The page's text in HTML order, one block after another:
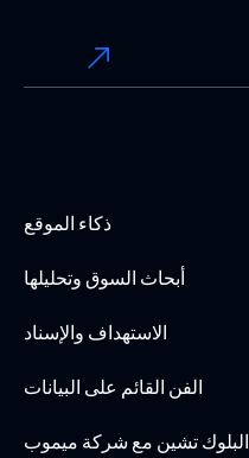
ذكاء الموقع
أبحاث السوق وتحليلها
الاستهداف والإسناد
الفن القائم على البيانات
البلوك تشين مع شركة ميموب